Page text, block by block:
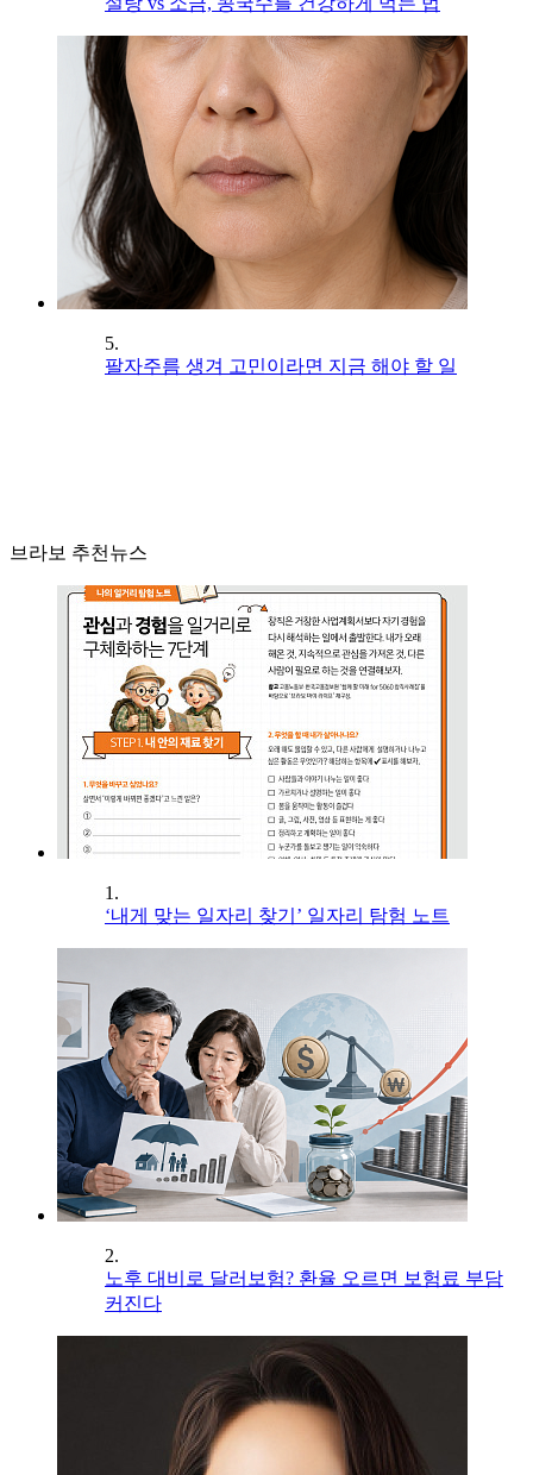
5.
팔자주름 생겨 고민이라면 지금 해야 할 일
브라보 추천뉴스
1.
‘내게 맞는 일자리 찾기’ 일자리 탐험 노트
2.
노후 대비로 달러보험? 환율 오르면 보험료 부담
커진다